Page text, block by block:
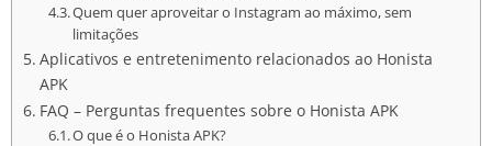
Quem quer aproveitar o Instagram ao máximo, sem
limitações
Aplicativos e entretenimento relacionados ao Honista
APK
FAQ – Perguntas frequentes sobre o Honista APK
O que é o Honista APK?